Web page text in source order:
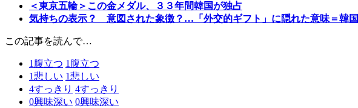
＜東京五輪＞この金メダル、３３年間韓国が独占
気持ちの表示？ 意図された象徴？…「外交的ギフト」に隠れた意味＝韓国
この記事を読んで…
1 腹立つ 1 腹立つ
1悲しい 1悲しい
4すっきり 4すっきり
0興味深い 0興味深い